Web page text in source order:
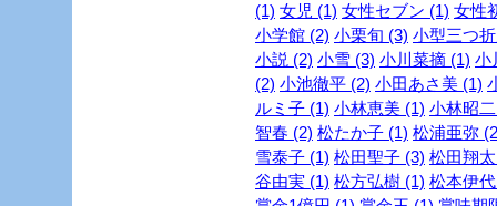
(1) 女児 (1) 女性セブン (1) 女性
小学館 (2) 小栗旬 (3) 小型三つ
小説 (2) 小雪 (3) 小川菜摘 (1) 小
(2) 小池徹平 (2) 小田あさ美 (1)
ルミ子 (1) 小林恵美 (1) 小林昭
智春 (2) 松たか子 (1) 松浦亜弥
雪泰子 (1) 松田聖子 (3) 松田翔
谷由実 (1) 松方弘樹 (1) 松本伊